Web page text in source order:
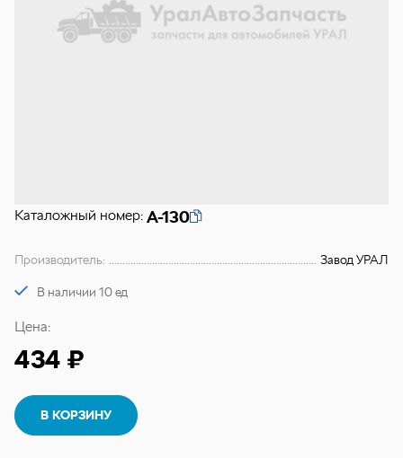
Каталожный номер: А-130
Производитель: Завод УРАЛ
В наличии 10 ед
Цена:
434 ₽
В КОРЗИНУ